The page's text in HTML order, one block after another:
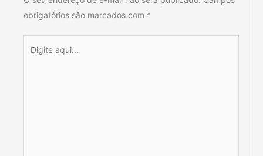
obrigatórios são marcados com *
aqui...